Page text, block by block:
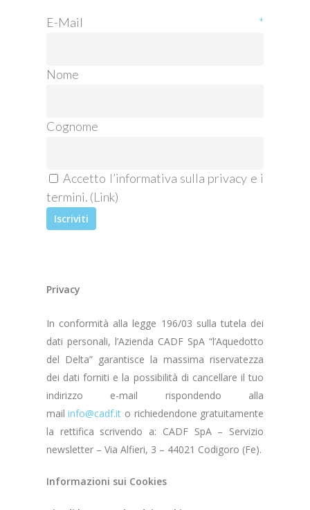
E-Mail *
Nome
Cognome
Accetto l’informativa sulla privacy e i
termini. (Link)
Privacy
In conformità alla legge 196/03 sulla tutela dei
dati personali, l’Azienda CADF SpA “l’Aquedotto
del Delta” garantisce la massima riservatezza
dei dati forniti e la possibilità di cancellare il tuo
indirizzo e-mail rispondendo alla
mailinfo@cadf.it o richiedendone gratuitamente
la rettifica scrivendo a: CADF SpA – Servizio
newsletter – Via Alfieri, 3 – 44021 Codigoro (Fe).
Informazioni sui Cookies